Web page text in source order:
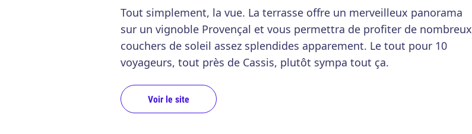
Tout simplement, la vue. La terrasse offre un merveilleux panorama
sur un vignoble Provençal et vous permettra de profiter de nombreux
couchers de soleil assez splendides apparement. Le tout pour 10
voyageurs, tout près de Cassis, plutôt sympa tout ça.
Voir le site